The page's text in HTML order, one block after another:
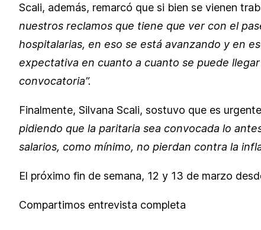
Scali, además, remarcó que si bien se vienen
nuestros reclamos que tiene que ver con el
hospitalarias, en eso se está avanzando y en
expectativa en cuanto a cuanto se puede
convocatoria”.
Finalmente, Silvana Scali, sostuvo que es
pidiendo que la paritaria sea convocada lo
salarios, como mínimo, no pierdan contra la
El próximo fin de semana, 12 y 13 de marzo
Compartimos entrevista completa